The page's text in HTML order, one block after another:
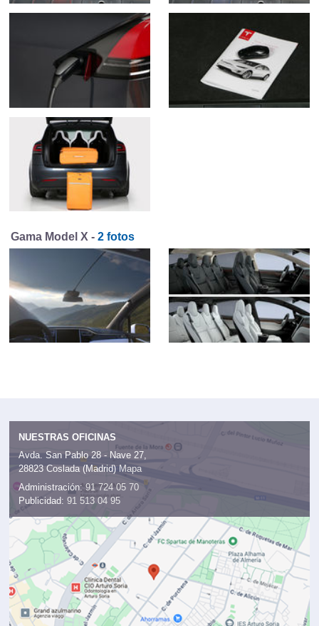
Gama Model X - 2 fotos
NUESTRAS OFICINAS
Avda. San Pablo 28 - Nave 27,
28823 Coslada (Madrid) Mapa
Administración: 91 724 05 70
Publicidad: 91 513 04 95